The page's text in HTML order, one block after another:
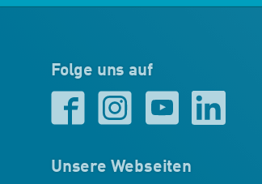
Folge uns auf
Unsere Webseiten